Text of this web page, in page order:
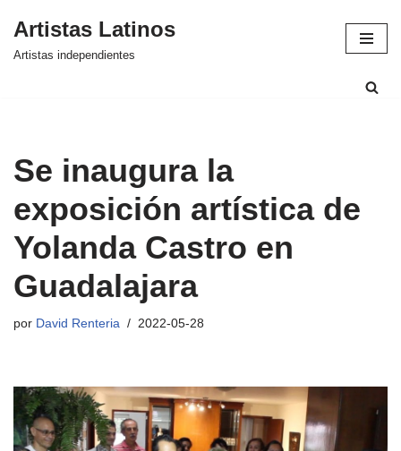
Saltar
Artistas Latinos
Artistas independientes
Se inaugura la
exposición artística de
Yolanda Castro en
Guadalajara
por David Renteria 2022-05-28